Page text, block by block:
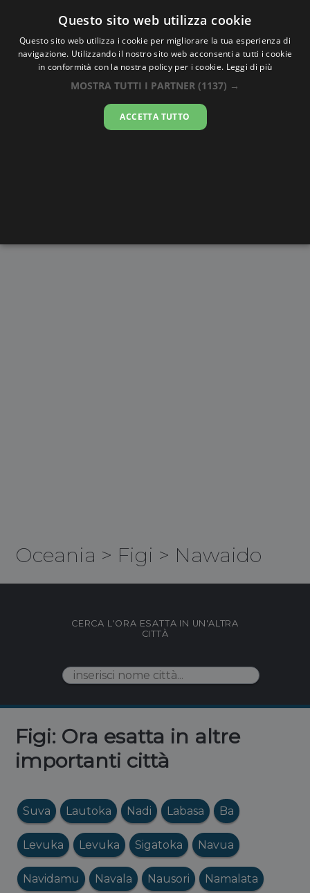
Oraesatta.co
Ora EsattaNawaido
17:53:32
Oceania > Figi > Nawaido
CERCA L'ORA ESATTA IN UN'ALTRA
CITTÀ
Figi: Ora esatta in altre
importanti città
Suva Lautoka Nadi Labasa Ba
Levuka Levuka Sigatoka Navua
Navidamu Navala Nausori Namalata
Questo sito web utilizza cookie
Questo sito web utilizza i cookie per migliorare la tua esperienza di
navigazione. Utilizzando il nostro sito web acconsenti a tutti i cookie
in conformità con la nostra policy per i cookie. Leggi di più
MOSTRA TUTTI I PARTNER (1137) →
ACCETTA TUTTO